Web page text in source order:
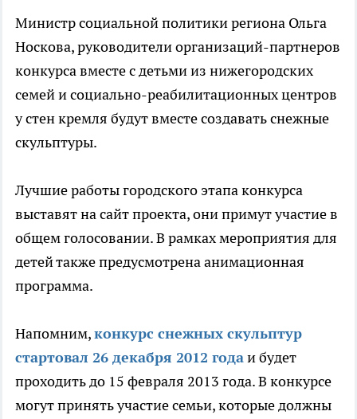
Министр социальной политики региона Ольга
Носкова, руководители организаций-партнеров
конкурса вместе с детьми из нижегородских
семей и социально-реабилитационных центров
у стен кремля будут вместе создавать снежные
скульптуры.
Лучшие работы городского этапа конкурса
выставят на сайт проекта, они примут участие в
общем голосовании. В рамках мероприятия для
детей также предусмотрена анимационная
программа.
Напомним,конкурс снежных скульптур
стартовал 26 декабря 2012 годаи будет
проходить до 15 февраля 2013 года. В конкурсе
могут принять участие семьи, которые должны